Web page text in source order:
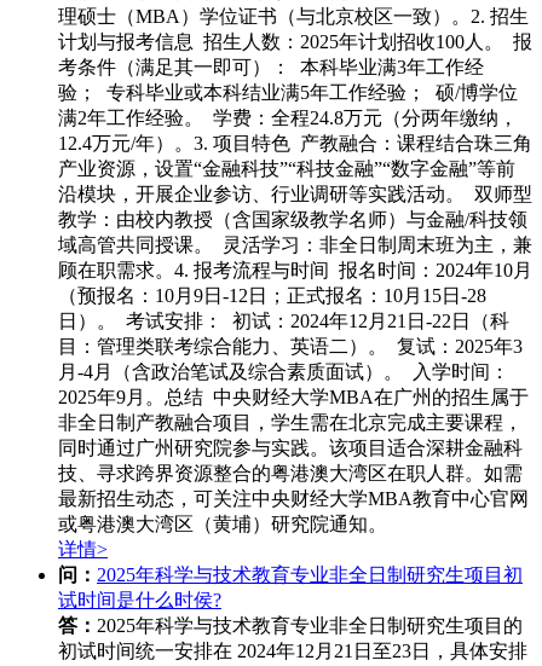
理硕士（MBA）学位证书（与北京校区一致）。2. 招生
计划与报考信息 招生人数：2025年计划招收100人。 报
考条件（满足其一即可）： 本科毕业满3年工作经
验； 专科毕业或本科结业满5年工作经验； 硕/博学位
满2年工作经验。 学费：全程24.8万元（分两年缴纳，
12.4万元/年）。3. 项目特色 产教融合：课程结合珠三角
产业资源，设置“金融科技”“科技金融”“数字金融”等前
沿模块，开展企业参访、行业调研等实践活动。 双师型
教学：由校内教授（含国家级教学名师）与金融/科技领
域高管共同授课。 灵活学习：非全日制周末班为主，兼
顾在职需求。4. 报考流程与时间 报名时间：2024年10月
（预报名：10月9日-12日；正式报名：10月15日-28
日）。 考试安排： 初试：2024年12月21日-22日（科
目：管理类联考综合能力、英语二）。 复试：2025年3
月-4月（含政治笔试及综合素质面试）。 入学时间：
2025年9月。总结 中央财经大学MBA在广州的招生属于
非全日制产教融合项目，学生需在北京完成主要课程，
同时通过广州研究院参与实践。该项目适合深耕金融科
技、寻求跨界资源整合的粤港澳大湾区在职人群。如需
最新招生动态，可关注中央财经大学MBA教育中心官网
或粤港澳大湾区（黄埔）研究院通知。
详情>
问： 2025年科学与技术教育专业非全日制研究生项目初
试时间是什么时侯?
答： 2025年科学与技术教育专业非全日制研究生项目的
初试时间统一安排在 ‌2024年12月21日至23日‌，具体安排